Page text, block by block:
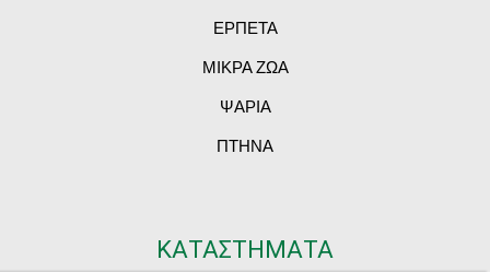
ΕΡΠΕΤΑ
ΜΙΚΡΑ ΖΩΑ
ΨΑΡΙΑ
ΠΤΗΝΑ
ΚΑΤΑΣΤΗΜΑΤΑ